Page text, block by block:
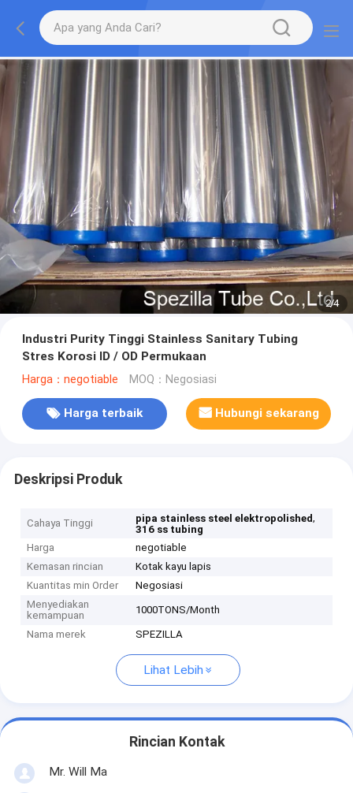
2/4
Industri Purity Tinggi Stainless Sanitary Tubing
Stres Korosi ID / OD Permukaan
Harga：negotiable MOQ：Negosiasi
Harga terbaik Hubungi sekarang
Deskripsi Produk
Cahaya Tinggi pipa stainless steel elektropolished,
316 ss tubing
Harga
negotiable
Kemasan rincian
Kotak kayu lapis
Kuantitas min Order
Negosiasi
Menyediakan
kemampuan
1000TONS/Month
Nama merek SPEZILLA
Lihat Lebih
Rincian Kontak
Mr. Will Ma